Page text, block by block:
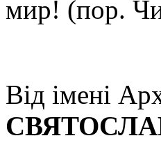
мир! (пор.
Від імені